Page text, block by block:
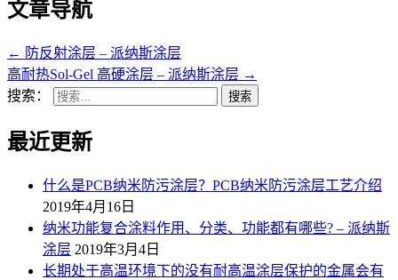
文章导航
← 防反射涂层 – 派纳斯涂层
高耐热Sol-Gel 高硬涂层 – 派纳斯涂层 →
搜索：
最近更新
什么是PCB纳米防污涂层？PCB纳米防污涂层工艺介绍
2019年4月16日
纳米功能复合涂料作用、分类、功能都有哪些? – 派纳斯
涂层 2019年3月4日
长期处于高温环境下的没有耐高温涂层保护的金属会有